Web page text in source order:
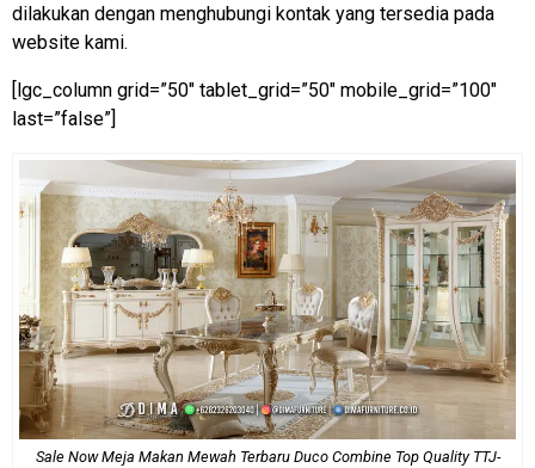
dilakukan dengan menghubungi kontak yang tersedia pada
website kami.
[lgc_column grid=”50″ tablet_grid=”50″ mobile_grid=”100″
last=”false”]
Sale Now Meja Makan Mewah Terbaru Duco Combine Top Quality TTJ-